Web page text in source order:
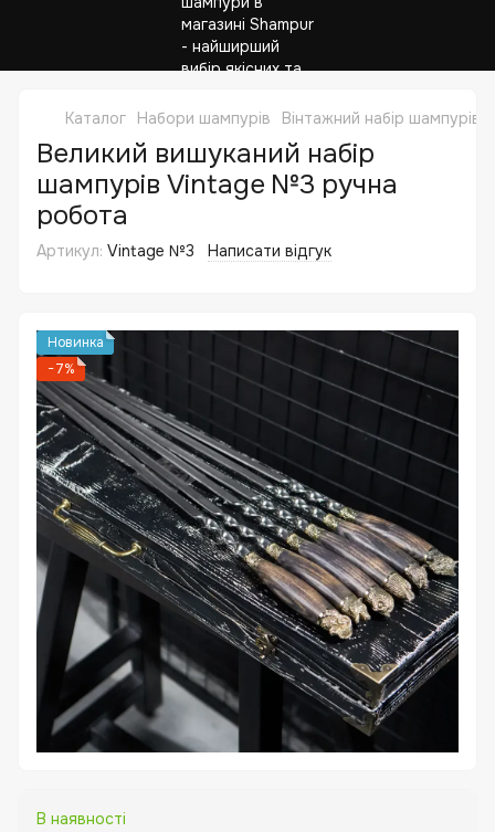
Каталог Набори шампурів Вінтажний набір
Великий вишуканий набір
шампурів Vintage №3 ручна
робота
Артикул: Vintage №3 Написати відгук
Новинка
−7%
В наявності